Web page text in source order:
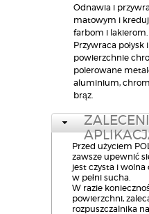
Odnawia i
matowym i
farbom i lakierom.
Przywraca połysk
powierzchnie
polerowane
aluminium,
brąz.
Przed użyciem
zawsze upewnić
jest czysta i wolna
w pełni sucha.
W razie
powierzchni,
rozpuszczalnika